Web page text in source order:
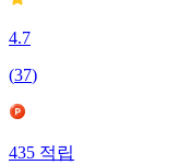
4.7
(37)
435 적립